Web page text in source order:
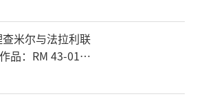
查米尔与法拉利联
品：RM 43-01
针腕表